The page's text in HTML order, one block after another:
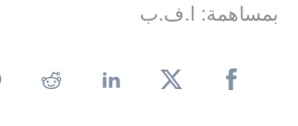
بمساهمة: ا.ف.ب